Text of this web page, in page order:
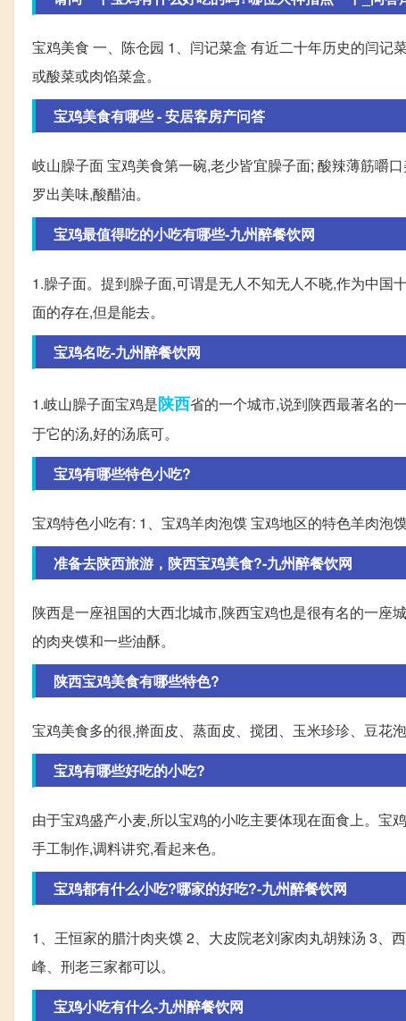
宝鸡美食 一、陈仓园 1、闫记菜盒 有近二十年历史的闫记
或酸菜或肉馅菜盒。
宝鸡美食有哪些 - 安居客房产问答
岐山臊子面 宝鸡美食第一碗,老少皆宜臊子面; 酸辣薄筋嚼
罗出美味,酸醋油。
宝鸡最值得吃的小吃有哪些-九州醉餐饮网
1.臊子面。提到臊子面,可谓是无人不知无人不晓,作为中
面的存在,但是能去。
宝鸡名吃-九州醉餐饮网
1.岐山臊子面宝鸡是陕西省的一个城市,说到陕西最著名的
于它的汤,好的汤底可。
宝鸡有哪些特色小吃?
宝鸡特色小吃有: 1、宝鸡羊肉泡馍 宝鸡地区的特色羊肉泡
准备去陕西旅游，陕西宝鸡美食?-九州醉餐饮网
陕西是一座祖国的大西北城市,陕西宝鸡也是很有名的一座
的肉夹馍和一些油酥。
陕西宝鸡美食有哪些特色?
宝鸡美食多的很,擀面皮、蒸面皮、搅团、玉米珍珍、豆
宝鸡有哪些好吃的小吃?
由于宝鸡盛产小麦,所以宝鸡的小吃主要体现在面食上。宝
手工制作,调料讲究,看起来色。
宝鸡都有什么小吃?哪家的好吃?-九州醉餐饮网
1、王恒家的腊汁肉夹馍 2、大皮院老刘家肉丸胡辣汤 3、
峰、刑老三家都可以。
宝鸡小吃有什么-九州醉餐饮网